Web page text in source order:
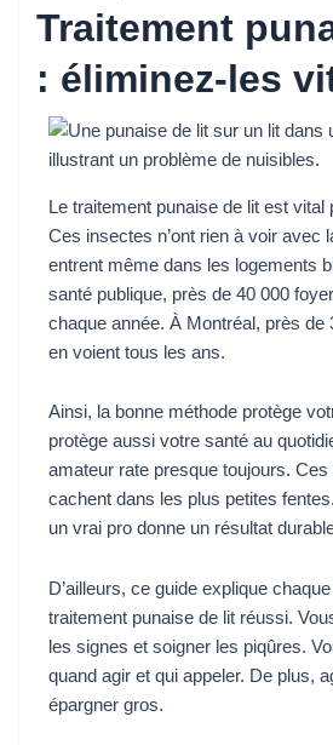
Traitement
: éliminez-les
Le traitement punaise de lit est vital
Ces insectes n’ont rien à voir avec
entrent même dans les logements
santé publique, près de 40 000
chaque année. À Montréal, près de
en voient tous les ans.
Ainsi, la bonne méthode protège
protège aussi votre santé au
amateur rate presque toujours.
cachent dans les plus petites
un vrai pro donne un résultat
D’ailleurs, ce guide explique chaque
traitement punaise de lit réussi.
les signes et soigner les piqûres.
quand agir et qui appeler. De plus,
épargner gros.